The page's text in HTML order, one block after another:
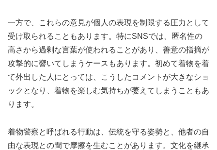
一方で、これらの意見が個人の表現を制限する圧力として
受け取られることもあります。特にSNSでは、匿名性の
高さから過剰な言葉が使われることがあり、善意の指摘が
攻撃的に響いてしまうケースもあります。初めて着物を着
て外出した人にとっては、こうしたコメントが大きなショ
ックとなり、着物を楽しむ気持ちが萎えてしまうこともあ
ります。
着物警察と呼ばれる行動は、伝統を守る姿勢と、他者の自
由な表現との間で摩擦を生むことがあります。文化を継承